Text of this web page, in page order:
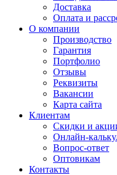
Доставка
Оплата и
О компании
Производство
Гарантия
Портфолио
Отзывы
Реквизиты
Вакансии
Карта сайта
Клиентам
Скидки и
Онлайн-
Вопрос-ответ
Оптовикам
Контакты